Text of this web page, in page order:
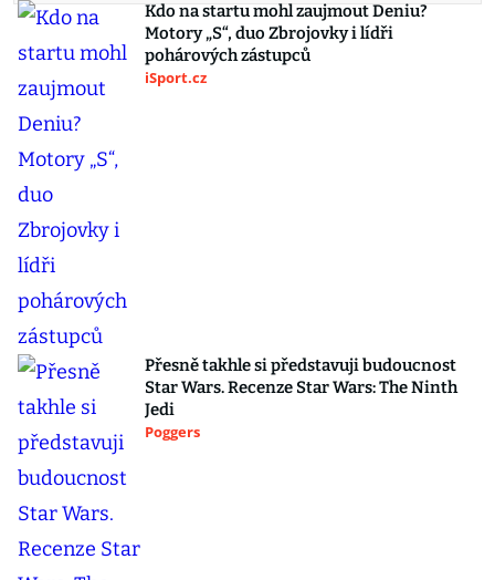
Kdo na startu mohl zaujmout Deniu?
Motory „S“, duo Zbrojovky i lídři
pohárových zástupců
iSport.cz
Přesně takhle si představuji budoucnost
Star Wars. Recenze Star Wars: The Ninth
Jedi
Poggers